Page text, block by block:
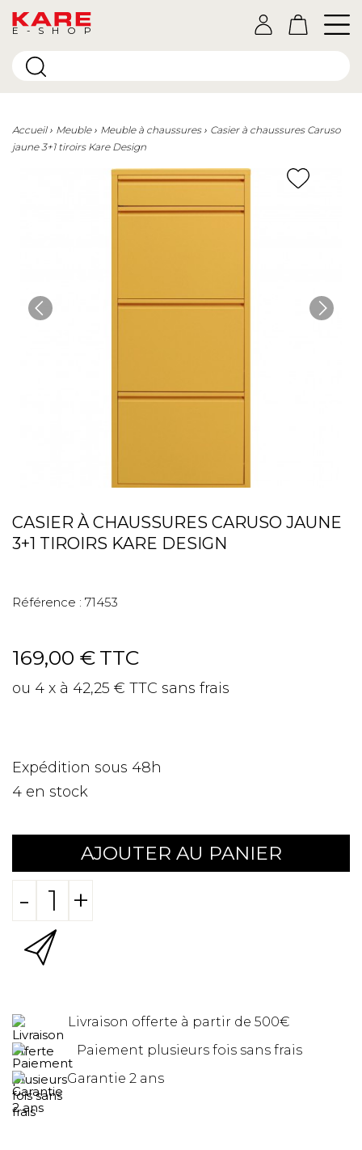
E-SHOP
Accueil Meuble Meuble à chaussures
Casier à chaussures Caruso
jaune 3+1 tiroirs Kare Design
CASIER À CHAUSSURES CARUSO JAUNE
3+1 TIROIRS KARE DESIGN
Référence : 71453
169,00 € TTC
ou 4 x à 42,25 € TTC sans frais
Expédition sous 48h
4 en stock
AJOUTER AU PANIER
- +
Livraison offerte à partir de 500€
Paiement plusieurs fois sans frais
Garantie 2 ans